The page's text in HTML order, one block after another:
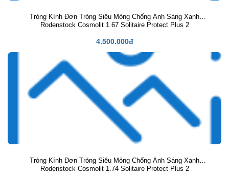
Tròng Kính Đơn Tròng Siêu Mỏng Chống Ánh Sáng Xanh
Rodenstock Cosmolit 1.67 Solitaire Protect Plus 2
4.500.000đ
Tròng Kính Đơn Tròng Siêu Mỏng Chống Ánh Sáng Xanh
Rodenstock Cosmolit 1.74 Solitaire Protect Plus 2